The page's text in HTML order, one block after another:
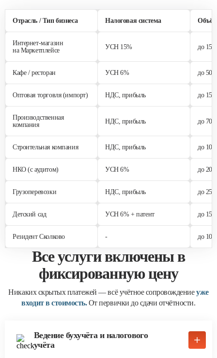
Отрасль / Тип бизнеса Налоговая система Объём
Интернет-магазин
на Маркетплейсе
УСН 15% до 150
Кафе / ресторан УСН 6% до 500
Оптовая торговля (импорт) НДС, прибыль до 150
Производственная
компания
НДС, прибыль до 700
Строительная компания НДС, прибыль до 100
НКО (с аудитом) УСН 6% до 200
Грузоперевозки НДС, прибыль до 250
Детский сад УСН 6% + патент до 150
Резидент Сколково - до 100
Все услуги включены в
фиксированную цену
Никаких скрытых платежей — всё учётное сопровождениеуже
входит в стоимость.От первички до сдачи отчётности.
Ведение бухучёта и налогового
учёта